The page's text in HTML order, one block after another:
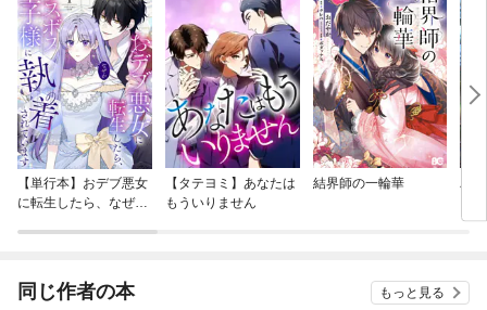
【単行本】おデブ悪女
に転生したら、なぜか
【タテヨミ】あなたは
もういりません
結界師の一輪華
バ
今
同じ作者の本 もっと見る